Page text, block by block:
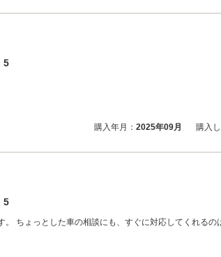
5
購入年月： 2025年09月 購入
5
ちょっとした車の相談にも、すぐに対応してくれる